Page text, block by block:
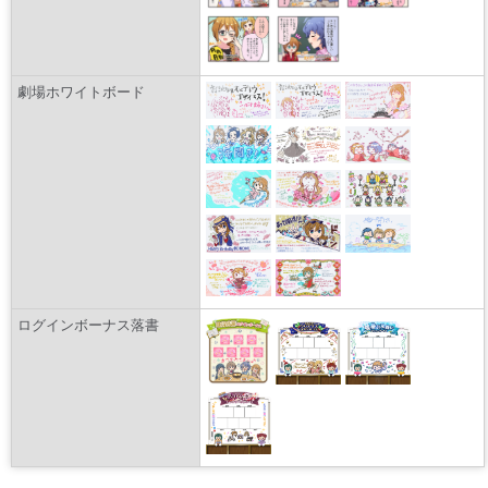
劇場ホワイトボード
ログインボーナス落書